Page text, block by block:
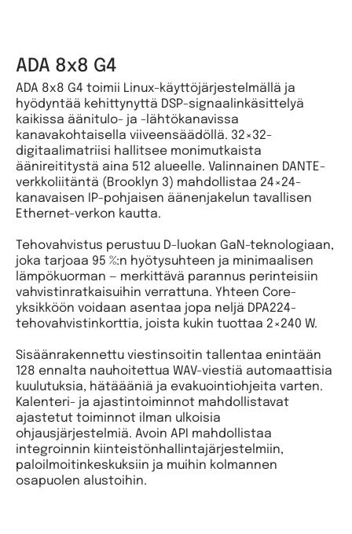
ADA 8x8 G4
ADA 8x8 G4 toimii Linux-käyttöjärjestelmällä ja
hyödyntää kehittynyttä DSP-signaalinkäsittelyä
kaikissa äänitulo- ja -lähtökanavissa
kanavakohtaisella viiveensäädöllä. 32×32-
digitaalimatriisi hallitsee monimutkaista
äänireititystä aina 512 alueelle. Valinnainen DANTE-
verkkoliitäntä (Brooklyn 3) mahdollistaa 24×24-
kanavaisen IP-pohjaisen äänenjakelun tavallisen
Ethernet-verkon kautta.
Tehovahvistus perustuu D-luokan GaN-teknologiaan,
joka tarjoaa 95 %:n hyötysuhteen ja minimaalisen
lämpökuorman — merkittävä parannus perinteisiin
vahvistinratkaisuihin verrattuna. Yhteen Core-
yksikköön voidaan asentaa jopa neljä DPA224-
tehovahvistinkorttia, joista kukin tuottaa 2×240 W.
Sisäänrakennettu viestinsoitin tallentaa enintään
128 ennalta nauhoitettua WAV-viestiä automaattisia
kuulutuksia, hätäääniä ja evakuointiohjeita varten.
Kalenteri- ja ajastintoiminnot mahdollistavat
ajastetut toiminnot ilman ulkoisia
ohjausjärjestelmiä. Avoin API mahdollistaa
integroinnin kiinteistönhallintajärjestelmiin,
paloilmoitinkeskuksiin ja muihin kolmannen
osapuolen alustoihin.